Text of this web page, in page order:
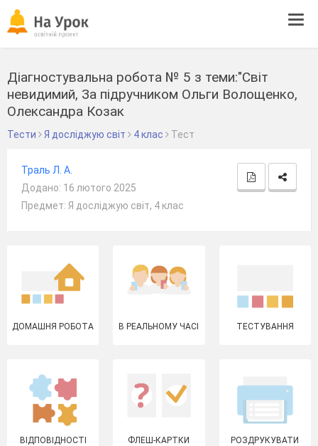
Діагностувальна робота № 5 з теми:"Світ
невидимий, За підручником Ольги Волощенко,
Олександра Козак
Тести Я досліджую світ 4 клас Тест
Траль Л. А.
Додано: 16 лютого 2025
Предмет: Я досліджую світ, 4 клас
ДОМАШНЯ РОБОТА В РЕАЛЬНОМУ ЧАСІ ТЕСТУВАННЯ
ВІДПОВІДНОСТІ ФЛЕШ-КАРТКИ РОЗДРУКУВАТИ